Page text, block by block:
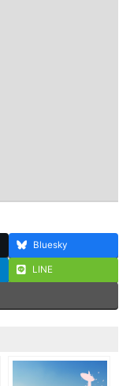
Bluesky
LINE